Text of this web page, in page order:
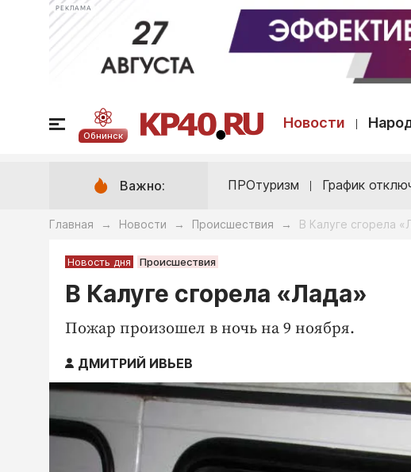
РЕКЛАМА
Обнинск
Новости
Важно: ПРОтуризм График
Главная → Новости → Происшествия → В Калуге сгорела
Новость дня Происшествия
В Калуге сгорела «Лада»
Пожар произошел в ночь на 9 ноября.
ДМИТРИЙ ИВЬЕВ